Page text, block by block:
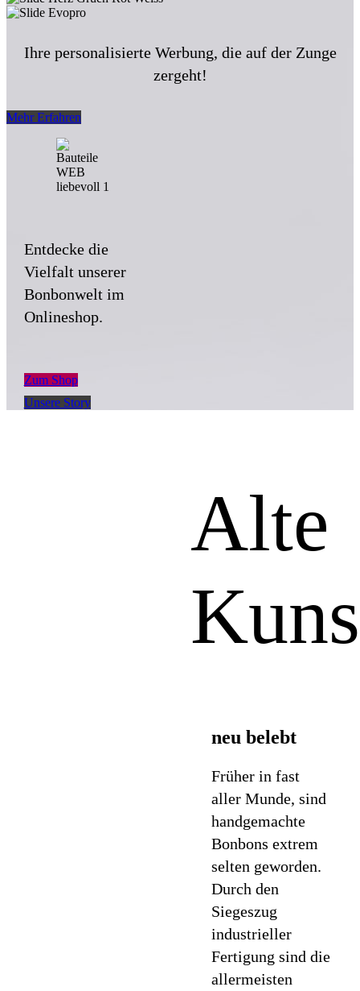
Ihre personalisierte Werbung, die auf der Zunge
zergeht!
Mehr Erfahren
Entdecke die
Vielfalt unserer
Bonbonwelt im
Onlineshop.
Zum Shop
Unsere Story
Alte
neu belebt
Früher in fast
aller Munde, sind
handgemachte
Bonbons extrem
selten geworden.
Durch den
Siegeszug
industrieller
Fertigung sind die
allermeisten